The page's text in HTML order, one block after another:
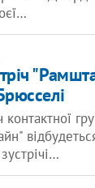
контактної